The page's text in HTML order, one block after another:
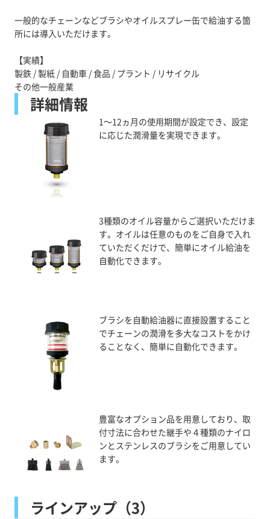
一般的なチェーンなどブラシやオイルスプレー缶で給油する箇
所には導入いただけます。
【実績】
製鉄 / 製紙 / 自動車 / 食品 / プラント / リサイクル
その他一般産業
詳細情報
1～12ヵ月の使用期間が設定でき、設定
に応じた潤滑量を実現できます。
3種類のオイル容量からご選択いただけま
す。オイルは任意のものをご自身で入れ
ていただくだけで、簡単にオイル給油を
自動化できます。
ブラシを自動給油器に直接設置すること
でチェーンの潤滑を多大なコストをかけ
ることなく、簡単に自動化できます。
豊富なオプション品を用意しており、取
付寸法に合わせた継手や４種類のナイロ
ンとステンレスのブラシをご用意してい
ます。
ラインアップ（3）